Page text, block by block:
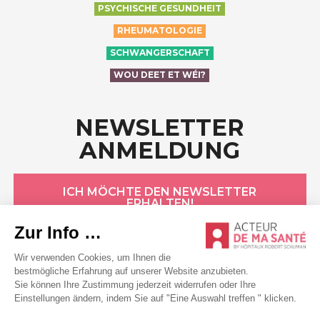
PSYCHISCHE GESUNDHEIT
RHEUMATOLOGIE
SCHWANGERSCHAFT
WOU DEET ET WÉI?
NEWSLETTER
ANMELDUNG
ICH MÖCHTE DEN NEWSLETTER
ERHALTEN!
HÔPITAUX ROBERT SCHUMAN
Datenschutzerklärung
Cookie-Erklärung